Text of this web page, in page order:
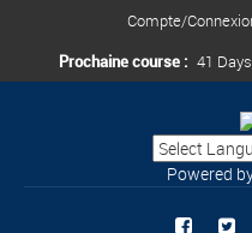
Compte/
Prochaine course : 41
Powered